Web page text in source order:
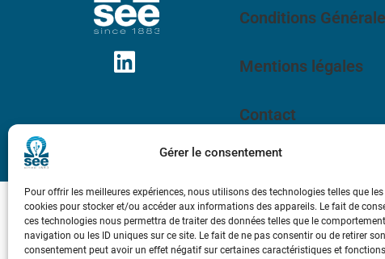
Gérer le consentement
Pour offrir les meilleures expériences, nous utilisons des technologies telles que les
cookies pour stocker et/ou accéder aux informations des appareils. Le fait de
ces technologies nous permettra de traiter des données telles que le
navigation ou les ID uniques sur ce site. Le fait de ne pas consentir ou de retirer son
consentement peut avoir un effet négatif sur certaines caractéristiques et
Conditions
Mentions légales
Contact